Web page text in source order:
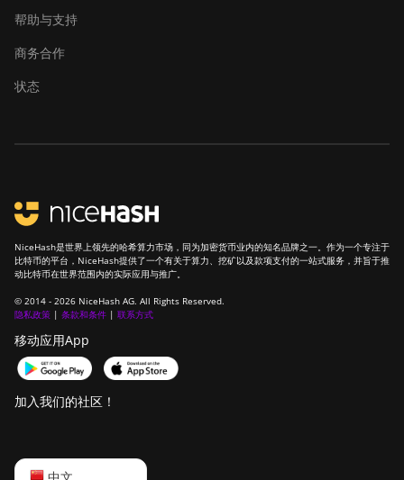
帮助与支持
商务合作
状态
NiceHash是世界上领先的哈希算力市场，同为加密货币业内的知名品牌之一。作为一个专注于
比特币的平台，NiceHash提供了一个有关于算力、挖矿以及款项支付的一站式服务，并旨于推
动比特币在世界范围内的实际应用与推广。
© 2014 - 2026 NiceHash AG. All Rights Reserved.
隐私政策 | 条款和条件 | 联系方式
移动应用App
加入我们的社区！
English